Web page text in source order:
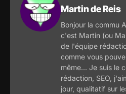
Martin de Reis
Bonjour la commu
c'est Martin (ou
de l'équipe
comme vous
même... Je suis le
rédaction, SEO,
jour, qualitatif sur